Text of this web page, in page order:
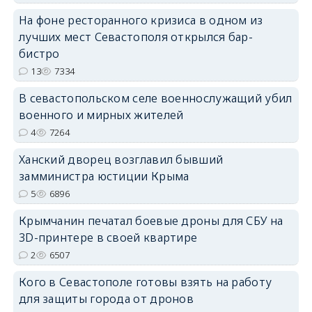
erid: 2SDnjdvhGXG
На фоне ресторанного кризиса в одном из
лучших мест Севастополя открылся бар-
бистро
13 7334
В севастопольском селе военнослужащий убил
военного и мирных жителей
4 7264
Ханский дворец возглавил бывший
замминистра юстиции Крыма
5 6896
Крымчанин печатал боевые дроны для СБУ на
3D-принтере в своей квартире
2 6507
Кого в Севастополе готовы взять на работу
для защиты города от дронов